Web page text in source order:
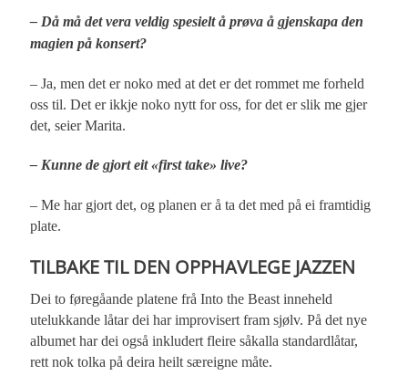
– Då må det vera veldig spesielt å prøva å gjenskapa den
magien på konsert?
– Ja, men det er noko med at det er det rommet me forheld
oss til. Det er ikkje noko nytt for oss, for det er slik me gjer
det, seier Marita.
– Kunne de gjort eit «first take» live?
– Me har gjort det, og planen er å ta det med på ei framtidig
plate.
TILBAKE TIL DEN OPPHAVLEGE JAZZEN
Dei to føregåande platene frå Into the Beast inneheld
utelukkande låtar dei har improvisert fram sjølv. På det nye
albumet har dei også inkludert fleire såkalla standardlåtar,
rett nok tolka på deira heilt særeigne måte.